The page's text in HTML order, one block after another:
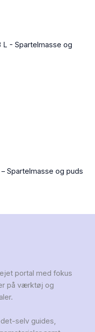
Spartelmasse og puds
portal med fokus
på værktøj og
selv guides,